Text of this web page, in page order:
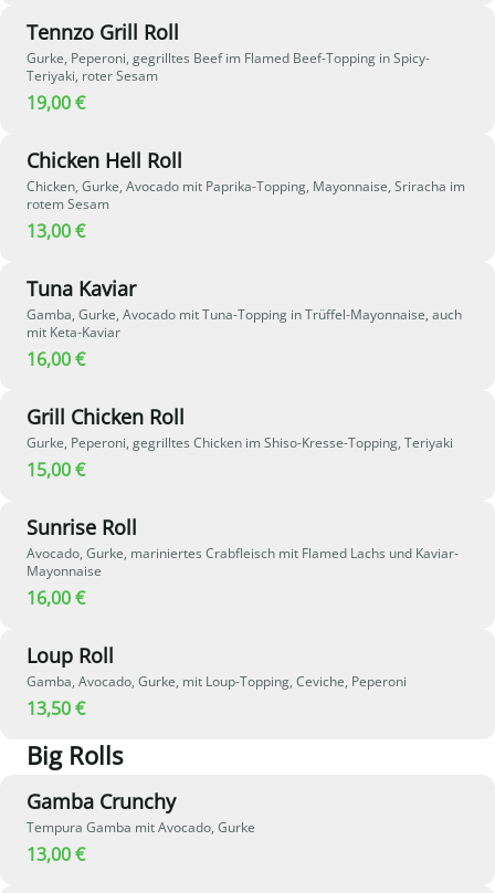
Tennzo Grill Roll
Gurke, Peperoni, gegrilltes Beef im Flamed Beef-Topping in Spicy-
Teriyaki, roter Sesam
19,00 €
Chicken Hell Roll
Chicken, Gurke, Avocado mit Paprika-Topping, Mayonnaise, Sriracha im
rotem Sesam
13,00 €
Tuna Kaviar
Gamba, Gurke, Avocado mit Tuna-Topping in Trüffel-Mayonnaise, auch
mit Keta-Kaviar
16,00 €
Grill Chicken Roll
Gurke, Peperoni, gegrilltes Chicken im Shiso-Kresse-Topping, Teriyaki
15,00 €
Sunrise Roll
Avocado, Gurke, mariniertes Crabfleisch mit Flamed Lachs und Kaviar-
Mayonnaise
16,00 €
Loup Roll
Gamba, Avocado, Gurke, mit Loup-Topping, Ceviche, Peperoni
13,50 €
Big Rolls
Gamba Crunchy
Tempura Gamba mit Avocado, Gurke
13,00 €